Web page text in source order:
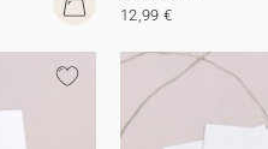
12,99 €